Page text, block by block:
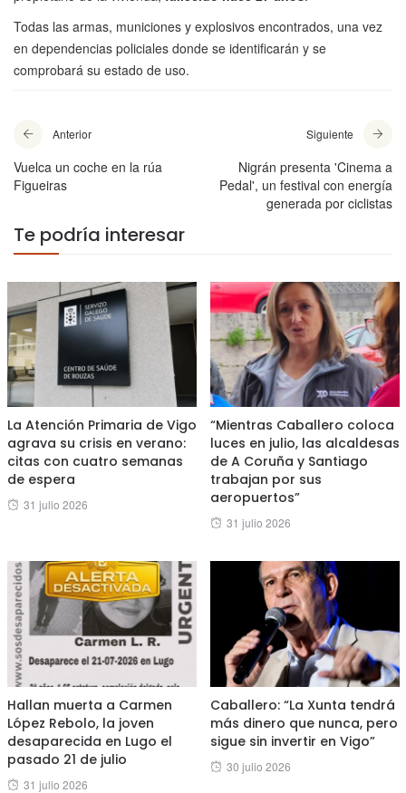
Todas las armas, municiones y explosivos encontrados, una vez
en dependencias policiales donde se identificarán y se
comprobará su estado de uso.
Anterior
Vuelca un coche en la rúa
Figueiras
Siguiente
Nigrán presenta 'Cinema a
Pedal', un festival con energía
generada por ciclistas
Te podría interesar
La Atención Primaria de Vigo
agrava su crisis en verano:
citas con cuatro semanas
de espera
Posted
31 julio 2026
“Mientras Caballero coloca
luces en julio, las alcaldesas
de A Coruña y Santiago
trabajan por sus
aeropuertos”
Posted
31 julio 2026
Hallan muerta a Carmen
López Rebolo, la joven
desaparecida en Lugo el
pasado 21 de julio
Posted
31 julio 2026
Caballero: “La Xunta tendrá
más dinero que nunca, pero
sigue sin invertir en Vigo”
Posted
30 julio 2026